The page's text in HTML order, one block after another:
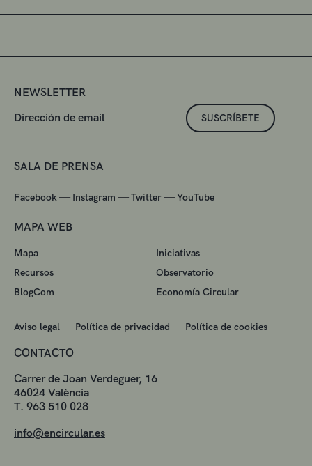
NEWSLETTER
SUSCRÍBETE
SALA DE PRENSA
Facebook— Instagram —Twitter—YouTube
MAPA WEB
Mapa
Iniciativas
Recursos
Observatorio
BlogCom
Economía Circular
Aviso legal— Política de privacidad — Política de cookies
CONTACTO
Carrer de Joan Verdeguer, 16
46024 València
T. 963 510 028
info@encircular.es